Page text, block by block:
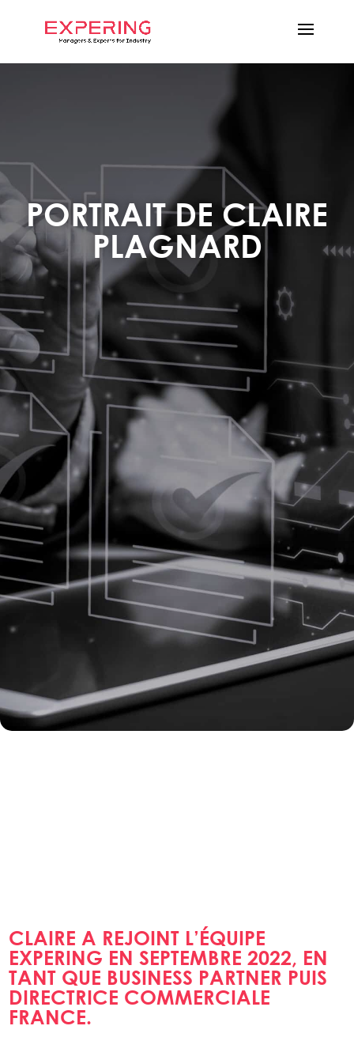
PORTRAIT DE CLAIRE
PLAGNARD
CLAIRE A REJOINT L’ÉQUIPE
EXPERING EN SEPTEMBRE 2022, EN
TANT QUE BUSINESS PARTNER PUIS
DIRECTRICE COMMERCIALE
FRANCE.